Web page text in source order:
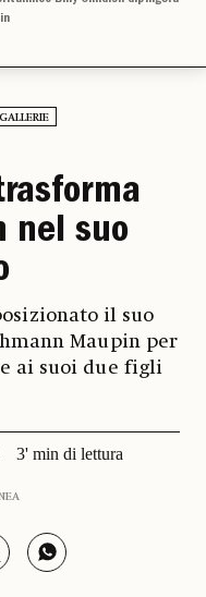
nel suo
il suo
Maupin per
ai suoi due figli
3' min di lettura